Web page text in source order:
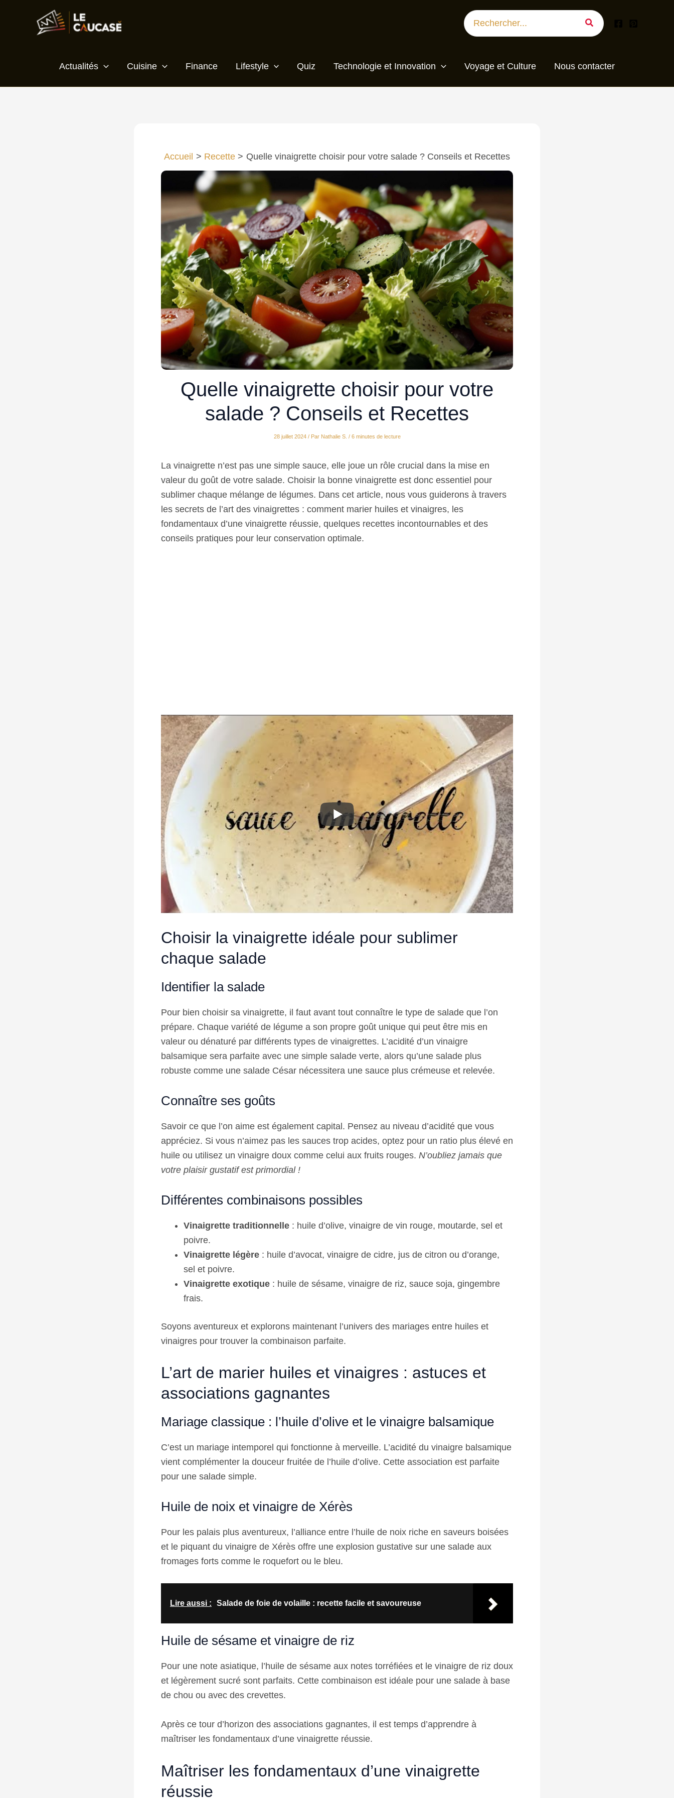
Search
for:
Actualités Cuisine Finance Lifestyle Quiz Technologie et Innovation Voyage et Culture Nous contacter
Accueil Recette Quelle vinaigrette choisir pour votre salade ? Conseils et Recettes
Quelle vinaigrette choisir pour votre
salade ? Conseils et Recettes
28 juillet 2024 / Par Nathalie S. / 6 minutes de lecture
La vinaigrette n’est pas une simple sauce, elle joue un rôle crucial dans la mise en
valeur du goût de votre salade. Choisir la bonne vinaigrette est donc essentiel pour
sublimer chaque mélange de légumes. Dans cet article, nous vous guiderons à travers
les secrets de l’art des vinaigrettes : comment marier huiles et vinaigres, les
fondamentaux d’une vinaigrette réussie, quelques recettes incontournables et des
conseils pratiques pour leur conservation optimale.
Choisir la vinaigrette idéale pour sublimer
chaque salade
Identifier la salade
Pour bien choisir sa vinaigrette, il faut avant tout connaître le type de salade que l’on
prépare. Chaque variété de légume a son propre goût unique qui peut être mis en
valeur ou dénaturé par différents types de vinaigrettes. L’acidité d’un vinaigre
balsamique sera parfaite avec une simple salade verte, alors qu’une salade plus
robuste comme une salade César nécessitera une sauce plus crémeuse et relevée.
Connaître ses goûts
Savoir ce que l’on aime est également capital. Pensez au niveau d’acidité que vous
appréciez. Si vous n’aimez pas les sauces trop acides, optez pour un ratio plus élevé en
huile ou utilisez un vinaigre doux comme celui aux fruits rouges. N’oubliez jamais que
votre plaisir gustatif est primordial !
Différentes combinaisons possibles
Vinaigrette traditionnelle : huile d’olive, vinaigre de vin rouge, moutarde, sel et
poivre.
Vinaigrette légère : huile d’avocat, vinaigre de cidre, jus de citron ou d’orange,
sel et poivre.
Vinaigrette exotique : huile de sésame, vinaigre de riz, sauce soja, gingembre
frais.
Soyons aventureux et explorons maintenant l’univers des mariages entre huiles et
vinaigres pour trouver la combinaison parfaite.
L’art de marier huiles et vinaigres : astuces et
associations gagnantes
Mariage classique : l’huile d’olive et le vinaigre balsamique
C’est un mariage intemporel qui fonctionne à merveille. L’acidité du vinaigre balsamique
vient complémenter la douceur fruitée de l’huile d’olive. Cette association est parfaite
pour une salade simple.
Huile de noix et vinaigre de Xérès
Pour les palais plus aventureux, l’alliance entre l’huile de noix riche en saveurs boisées
et le piquant du vinaigre de Xérès offre une explosion gustative sur une salade aux
fromages forts comme le roquefort ou le bleu.
Lire aussi : Salade de foie de volaille : recette facile et savoureuse
Huile de sésame et vinaigre de riz
Pour une note asiatique, l’huile de sésame aux notes torréfiées et le vinaigre de riz doux
et légèrement sucré sont parfaits. Cette combinaison est idéale pour une salade à base
de chou ou avec des crevettes.
Après ce tour d’horizon des associations gagnantes, il est temps d’apprendre à
maîtriser les fondamentaux d’une vinaigrette réussie.
Maîtriser les fondamentaux d’une vinaigrette
réussie